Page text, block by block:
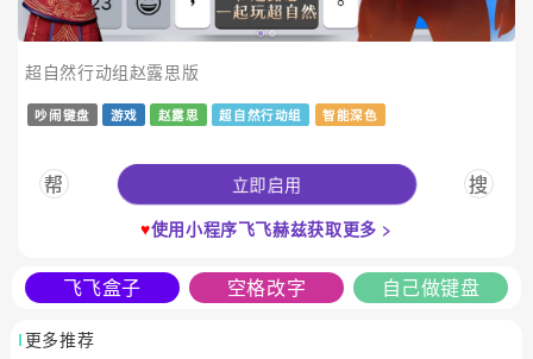
超自然行动组赵露思版
吵闹键盘 游戏 赵露思 超自然行动组 智能深色
帮 搜
立即启用
♥使用小程序飞飞赫兹获取更多 >
飞飞盒子 空格改字 自己做键盘
更多推荐